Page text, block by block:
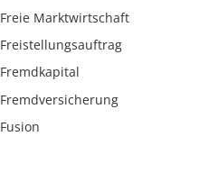
Freie Marktwirtschaft
Freistellungsauftrag
Fremdkapital
Fremdversicherung
Fusion